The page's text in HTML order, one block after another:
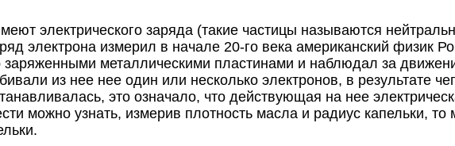
электрического заряда (такие частицы называются
электрона измерил в начале 20-го века американский физик
металлическими пластинами и наблюдал за
из нее нее один или несколько электронов, в результате
это означало, что действующая на нее
можно узнать, измерив плотность масла и радиус капельки,